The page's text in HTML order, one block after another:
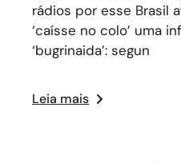
rádios por esse Brasil
‘caísse no colo’ uma
‘bugrinaida’: segun
Leia mais